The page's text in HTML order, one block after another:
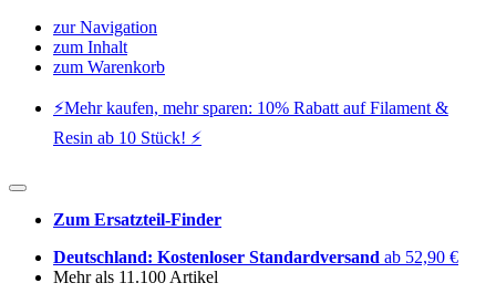
zur Navigation
zum Inhalt
zum Warenkorb
⚡️Mehr kaufen, mehr sparen: 10% Rabatt auf Filament &
Resin ab 10 Stück! ⚡️
Zum Ersatzteil-Finder
Deutschland: Kostenloser Standardversand ab 52,90 €
Mehr als 11.100 Artikel